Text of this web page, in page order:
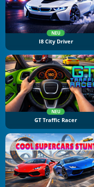
NEU
I8 City Driver
NEU
GT Traffic Racer